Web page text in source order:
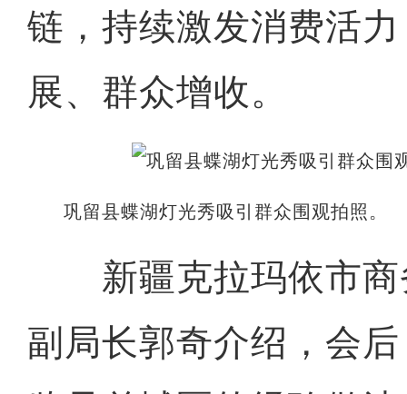
链，持续激发消费活
展、群众增收。
巩留县蝶湖灯光秀吸引群众围观拍照。
新疆克拉玛依市商
副局长郭奇介绍，会